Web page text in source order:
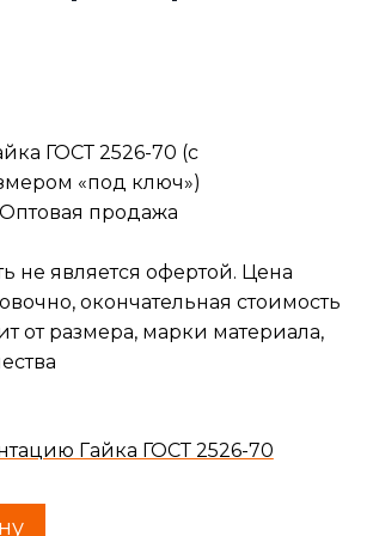
ГОСТ 2526-70 (с
«под ключ»)
продажа
не является офертой. Цена
окончательная стоимость
от размера, марки материала,
Гайка ГОСТ 2526-70